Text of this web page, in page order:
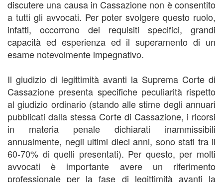
discutere una causa in Cassazione non è consentito
a tutti gli avvocati. Per poter svolgere questo ruolo,
infatti, occorrono dei requisiti specifici, grandi
capacità ed esperienza ed il superamento di un
esame notevolmente impegnativo.
Il giudizio di legittimità avanti la Suprema Corte di
Cassazione presenta specifiche peculiarità rispetto
al giudizio ordinario (stando alle stime degli annuari
pubblicati dalla stessa Corte di Cassazione, i ricorsi
in materia penale dichiarati inammissibili
annualmente, negli ultimi dieci anni, sono stati tra il
60-70% di quelli presentati). Per questo, per molti
avvocati è importante avere un riferimento
professionale per la fase di legittimità avanti la